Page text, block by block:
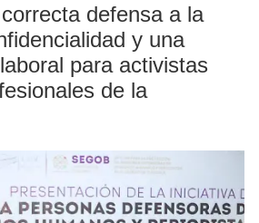
defensa a la
y una
para activistas
de la